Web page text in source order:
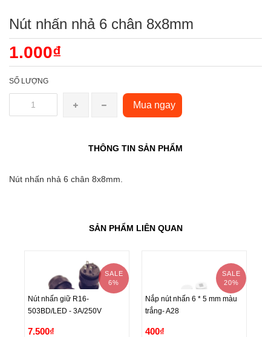
Nút nhấn nhả 6 chân 8x8mm
1.000₫
SỐ LƯỢNG
Mua ngay
THÔNG TIN SẢN PHẨM
Nút nhấn nhả 6 chân 8x8mm.
SẢN PHẨM LIÊN QUAN
SALE
6%
Nút nhấn giữ R16-
503BD/LED - 3A/250V
Nút nhấn giữ R16-
503BD/LED - 3A/250V
7.500₫
SALE
20%
Nắp nút nhấn 6 * 5 mm màu
trắng- A28
Nắp nút nhấn 6 * 5 mm màu
trắng- A28
400₫